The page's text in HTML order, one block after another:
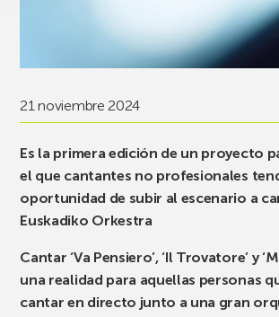
21 noviembre 2024
Es la primera edición de un proyecto
el que cantantes no profesionales
oportunidad de subir al escenario a
Euskadiko Orkestra
Cantar ‘Va Pensiero’, ‘Il Trovatore’ y
una realidad para aquellas personas
cantar en directo junto a una gran